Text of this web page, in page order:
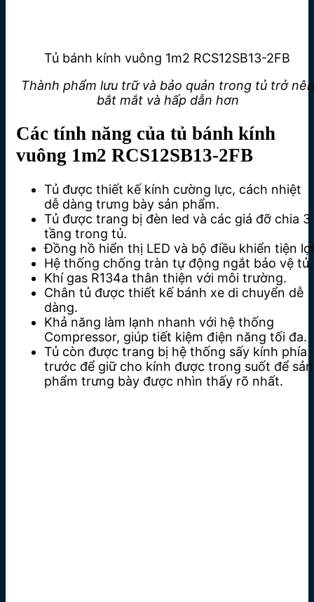
Tủ bánh kính vuông 1m2 RCS12SB13-2FB
Thành phẩm lưu trữ và bảo quản trong tủ trở nên
bắt mắt và hấp dẫn hơn
Các tính năng của tủ bánh kính
vuông 1m2 RCS12SB13-2FB
Tủ được thiết kế kính cường lực, cách nhiệt
dễ dàng trưng bày sản phẩm.
Tủ được trang bị đèn led và các giá đỡ chia 3
tầng trong tủ.
Đồng hồ hiển thị LED và bộ điều khiển tiện
Hệ thống chống tràn tự động ngắt bảo vệ tủ.
Khí gas R134a thân thiện với môi trường.
Chân tủ được thiết kế bánh xe di chuyển dễ
dàng.
Khả năng làm lạnh nhanh với hệ thống
Compressor, giúp tiết kiệm điện năng tối đa.
Tủ còn được trang bị hệ thống sấy kính phía
trước để giữ cho kính được trong suốt để sản
phẩm trưng bày được nhìn thấy rõ nhất.